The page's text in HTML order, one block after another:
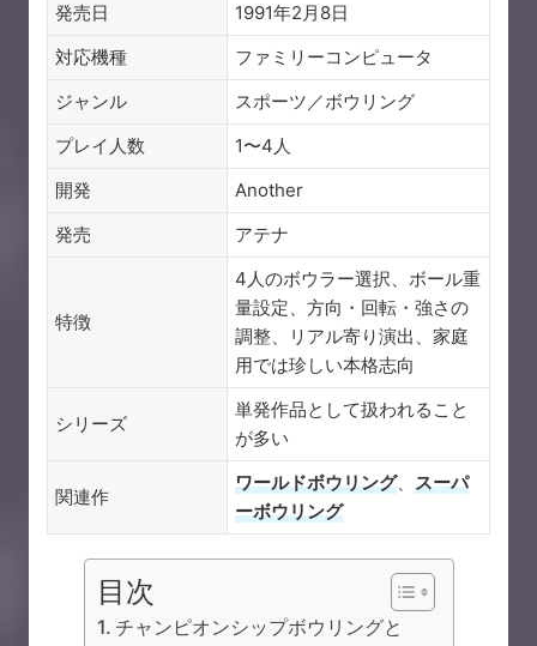
発売日
1991年2月8日
対応機種
ファミリーコンピュータ
ジャンル
スポーツ／ボウリング
プレイ人数
1〜4人
開発
Another
発売
アテナ
特徴
4人のボウラー選択、ボール重
量設定、方向・回転・強さの
調整、リアル寄り演出、家庭
用では珍しい本格志向
シリーズ
単発作品として扱われること
が多い
関連作
ワールドボウリング、 スーパ
ーボウリング
目次
チャンピオンシップボウリングと